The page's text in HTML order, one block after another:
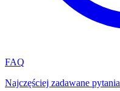
FAQ
Najczęściej zadawane pytania